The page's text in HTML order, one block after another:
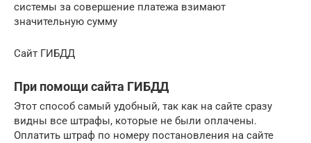
системы за совершение платежа взимают
значительную сумму
Сайт ГИБДД
При помощи сайта ГИБДД
Этот способ самый удобный, так как на сайте сразу
видны все штрафы, которые не были оплачены.
Оплатить штраф по номеру постановления на сайте